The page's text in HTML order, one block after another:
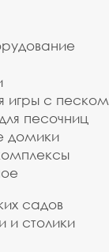
игры с песком
песочниц
домики
садов
и столики